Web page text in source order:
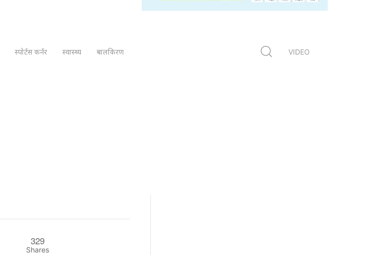
स्पोर्टस कर्नर स्वास्थ्य बालकिरण VIDEO
329
Shares